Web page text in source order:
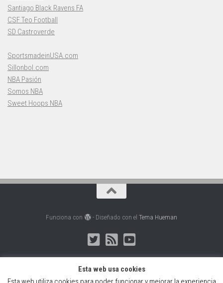
Santiago Black Ravens FA
CSF Teo Football
SD Castroverde
SportsmadeinUSA.com
Sillonbol.com
NBA Pasión
Somos NBA
Sweet Hoops NBA
Funciona con - Diseñado con el Tema Hueman
Esta web usa cookies